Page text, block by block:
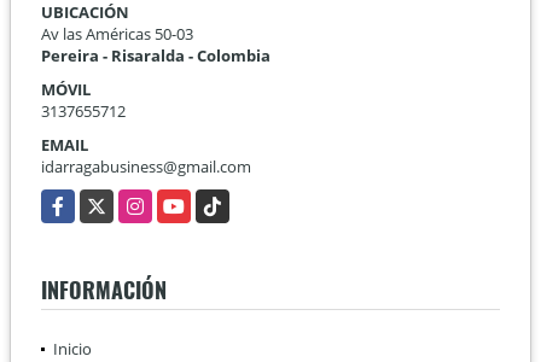
UBICACIÓN
Av las Américas 50-03
Pereira - Risaralda - Colombia
MÓVIL
3137655712
EMAIL
idarragabusiness@gmail.com
Facebook
X InstagramYouTube
TikTok
INFORMACIÓN
Inicio